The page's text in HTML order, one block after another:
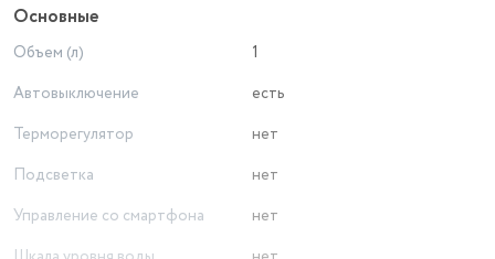
Основные
Объем (л)
1
Автовыключение
есть
Терморегулятор
нет
Подсветка
нет
Управление со смартфона
нет